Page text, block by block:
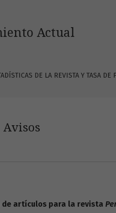
Actual
DE LA REVISTA Y TASA DE
Avisos
de artículos para la revista